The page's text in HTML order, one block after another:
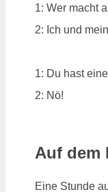
1: Wer macht
2: Ich und
1: Du hast
2: Nö!
Auf dem
Eine Stunde